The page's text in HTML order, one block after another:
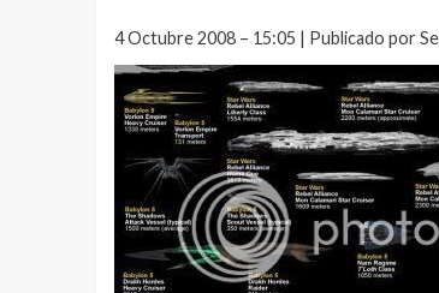
4 Octubre 2008 – 15:05 | Publicado por